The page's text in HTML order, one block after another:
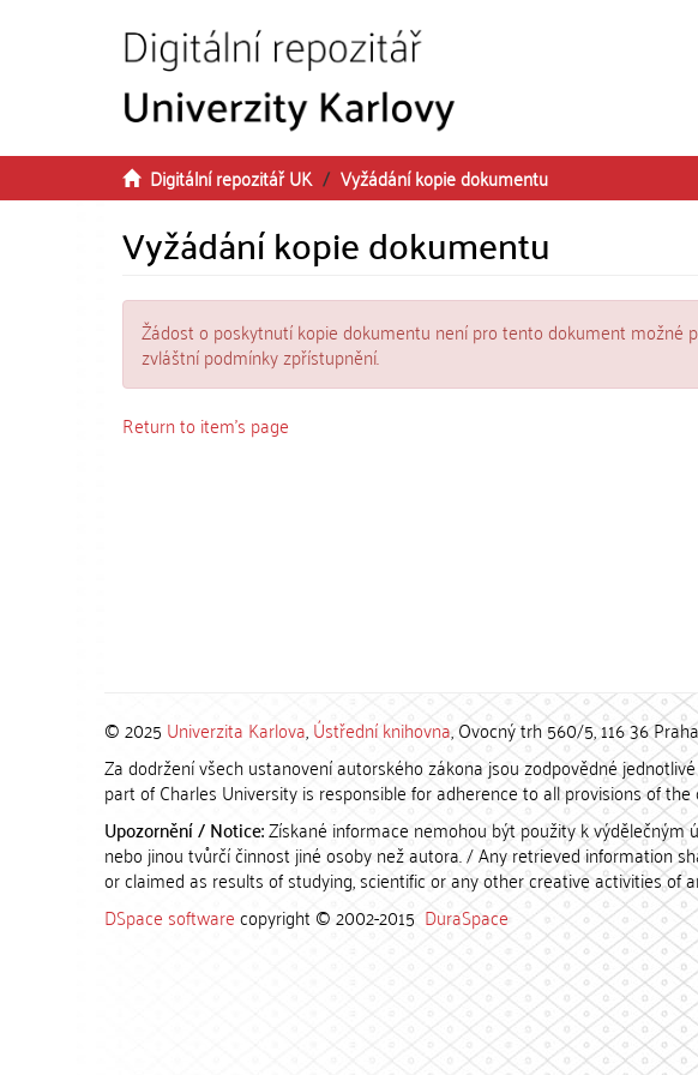
Digitální repozitář UK Vyžádání kopie dokumentu
Vyžádání kopie dokumentu
Žádost o poskytnutí kopie dokumentu není pro tento dokument možné
zvláštní podmínky zpřístupnění.
Return to item's page
© 2025 Univerzita Karlova,Ústřední knihovna, Ovocný trh 560/5, 116 36
Za dodržení všech ustanovení autorského zákona jsou zodpovědné
part of Charles University is responsible for adherence to all provisions of
Upozornění / Notice:Získané informace nemohou být použity k výdělečným
nebo jinou tvůrčí činnost jiné osoby než autora. / Any retrieved information
or claimed as results of studying, scientific or any other creative activities of
DSpace softwarecopyright © 2002-2015 DuraSpace